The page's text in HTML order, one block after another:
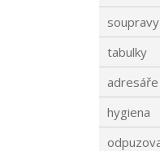
tabulky
hygiena